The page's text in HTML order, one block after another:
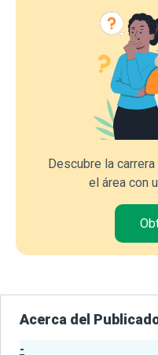
Descubre la
el área con
Acerca del
-